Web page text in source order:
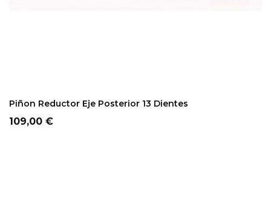
Piñon Reductor Eje Posterior 13 Dientes
Precio
109,00 €